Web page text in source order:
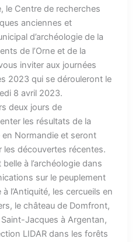
le Centre de recherches
anciennes et
d’archéologie de la
de l’Orne et de la
inviter aux journées
2023 qui se dérouleront le
8 avril 2023.
deux jours de
les résultats de la
Normandie et seront
les découvertes récentes.
à l’archéologie dans
sur le peuplement
l’Antiquité, les cercueils en
le château de Domfront,
Jacques à Argentan,
LIDAR dans les forêts